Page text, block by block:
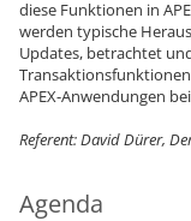
diese Funktionen in
werden typische
Updates, betrachtet
APEX-Anwendungen
Referent: David Dürer,
Agenda